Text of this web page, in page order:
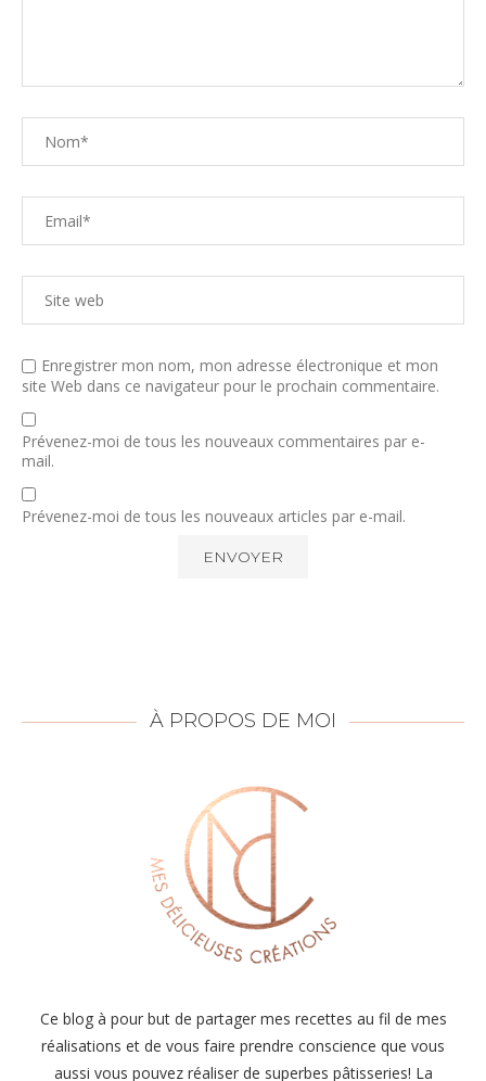
Enregistrer mon nom, mon adresse électronique et mon
site Web dans ce navigateur pour le prochain commentaire.
Prévenez-moi de tous les nouveaux commentaires par e-
mail.
Prévenez-moi de tous les nouveaux articles par e-mail.
À PROPOS DE MOI
Ce blog à pour but de partager mes recettes au fil de mes
réalisations et de vous faire prendre conscience que vous
aussi vous pouvez réaliser de superbes pâtisseries! La